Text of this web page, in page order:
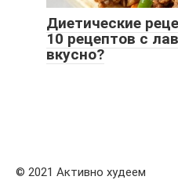
Диетические
10 рецептов с
вкусно?
© 2021 Активно худеем